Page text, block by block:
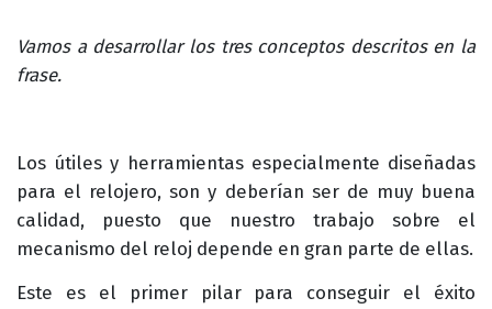
Vamos a desarrollar los tres conceptos descritos en la
frase.
Los útiles y herramientas especialmente diseñadas
para el relojero, son y deberían ser de muy buena
calidad, puesto que nuestro trabajo sobre el
mecanismo del reloj depende en gran parte de ellas.
Este es el primer pilar para conseguir el éxito